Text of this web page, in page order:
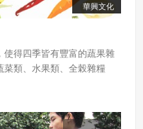
華興文化
得四季皆有豐富的蔬果雜
類、水果類、全榖雜糧
購與保存技巧，以及料理